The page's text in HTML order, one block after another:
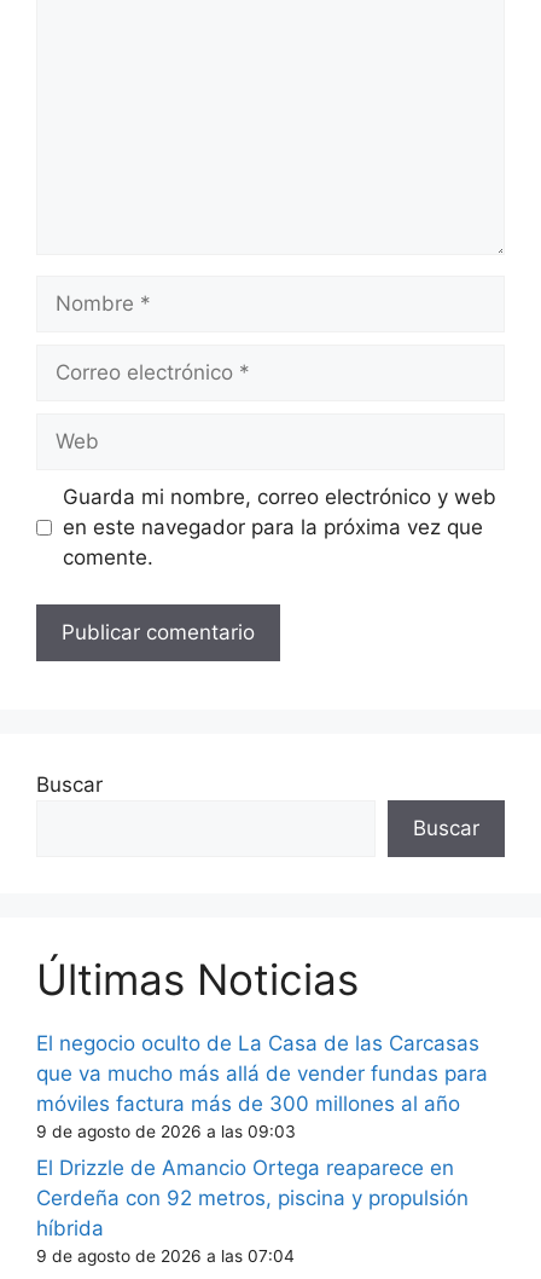
Nombre
Correo
Web
Guarda mi nombre, correo electrónico y web
en este navegador para la próxima vez que
comente.
Buscar
Buscar
Últimas Noticias
El negocio oculto de La Casa de las Carcasas
que va mucho más allá de vender fundas para
móviles factura más de 300 millones al año
9 de agosto de 2026 a las 09:03
El Drizzle de Amancio Ortega reaparece en
Cerdeña con 92 metros, piscina y propulsión
híbrida
9 de agosto de 2026 a las 07:04